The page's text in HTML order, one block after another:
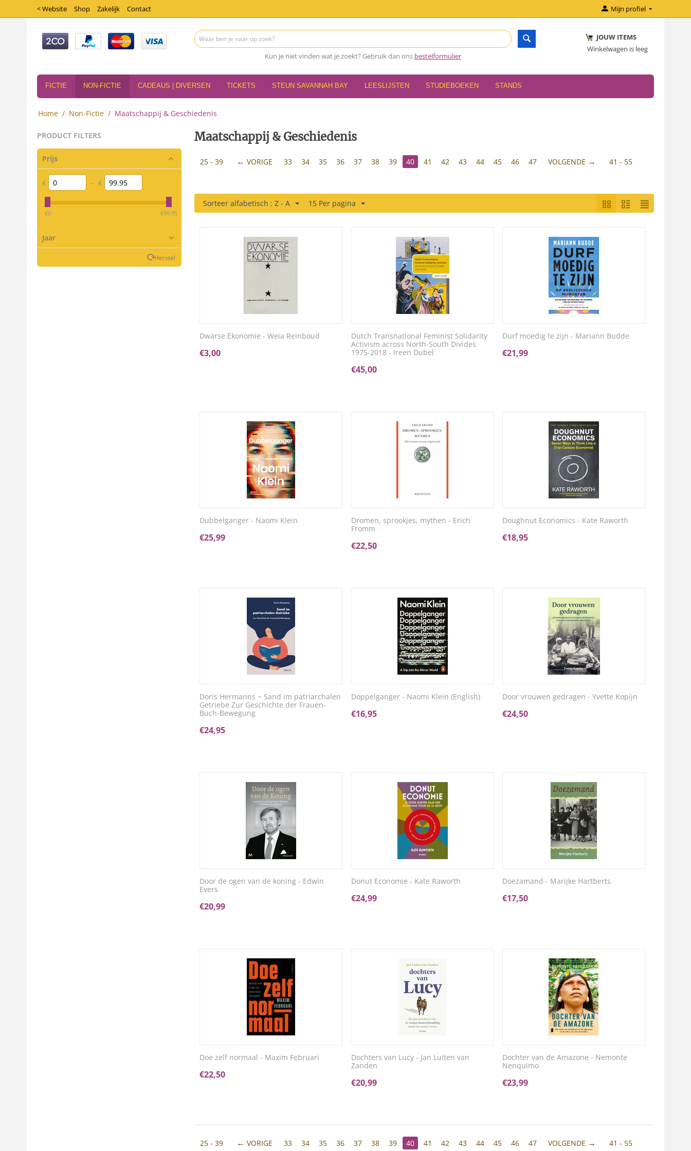
< Website Shop Zakelijk Contact Mijn profiel
Kun je niet vinden wat je zoekt? Gebruik dan ons bestelformulier
JOUW ITEMS
Winkelwagen is leeg
FICTIE NON-FICTIE CADEAUS | DIVERSEN TICKETS STEUN SAVANNAH BAY LEESLIJSTEN STUDIEBOEKEN STANDS
Home / Non-Fictie / Maatschappij & Geschiedenis
PRODUCT FILTERS
Prijs
€ – €
‎€0 ‎€99.95
Jaar
Herstel
Maatschappij & Geschiedenis
25 - 39 VORIGE 33 34 35 36 37 38 39 40 41 42 43 44 45 46 47 VOLGENDE 41 - 55
Sorteer alfabetisch : Z - A 15 Per pagina
Dwarse Ekonomie - Weia Reinboud
€3,00
Dutch Transnational Feminist Solidarity
Activism across North-South Divides
1975-2018 - Ireen Dubel
€45,00
Durf moedig te zijn - Mariann Budde
€21,99
Dubbelganger - Naomi Klein
€25,99
Dromen, sprookjes, mythen - Erich
Fromm
€22,50
Doughnut Economics - Kate Raworth
€18,95
Doris Hermanns ~ Sand im patriarchalen
Getriebe Zur Geschichte der Frauen-
Buch-Bewegung
€24,95
Doppelganger - Naomi Klein (English)
€16,95
Door vrouwen gedragen - Yvette Kopijn
€24,50
Door de ogen van de koning - Edwin
Evers
€20,99
Donut Economie - Kate Raworth
€24,99
Doezamand - Marijke Hartberts
€17,50
Doe zelf normaal - Maxim Februari
€22,50
Dochters van Lucy - Jan Luiten van
Zanden
€20,99
Dochter van de Amazone - Nemonte
Nenquimo
€23,99
25 - 39 VORIGE 33 34 35 36 37 38 39 40 41 42 43 44 45 46 47 VOLGENDE 41 - 55